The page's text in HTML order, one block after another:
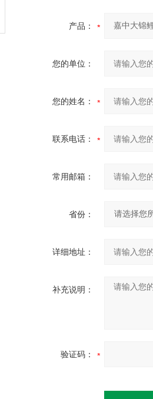
产品：
您的单位：
您的姓名：
联系电话：
常用邮箱：
省份：
详细地址：
补充说明：
验证码：